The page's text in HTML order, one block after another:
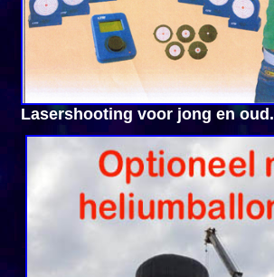
Lasershooting voor jong en oud.